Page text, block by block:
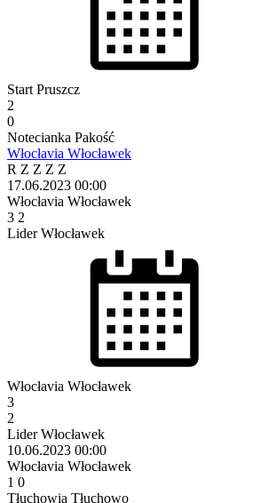
Start Pruszcz
2
0
Notecianka Pakość
Włocłavia Włocławek
R Z Z Z Z
17.06.2023 00:00
Włocłavia Włocławek
3 2
Lider Włocławek
Włocłavia Włocławek
3
2
Lider Włocławek
10.06.2023 00:00
Włocłavia Włocławek
1 0
Tłuchowia Tłuchowo